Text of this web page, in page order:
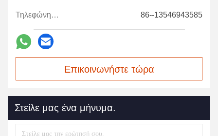
Τηλεφώνημα: 86--13546943585
Επικοινωνήστε τώρα
Στείλε μας ένα μήνυμα.